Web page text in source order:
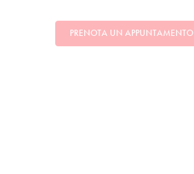
PRENOTA UN APPUNTAMENTO